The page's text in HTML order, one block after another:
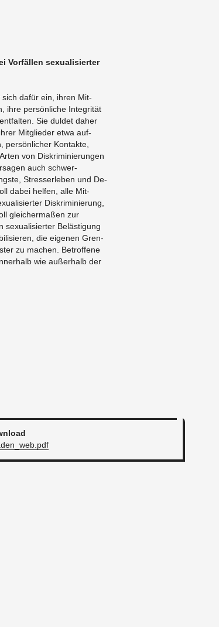
Vorfällen sex­u­al­isierter
sich dafür ein, ihren Mit­
ihre persönliche In­tegrität
Sie duldet daher
Mit­glieder etwa auf­
persönlicher Kon­takte,
von Diskri­m­inierun­gen
auch schw­er­
Stresser­leben und De­
dabei helfen, alle Mit­
Diskri­m­inierung,
gle­ichermaßen zur
sex­u­al­isierter Belästi­gung
die eige­nen Gren­
zu machen. Be­trof­fene
wie außer­halb der